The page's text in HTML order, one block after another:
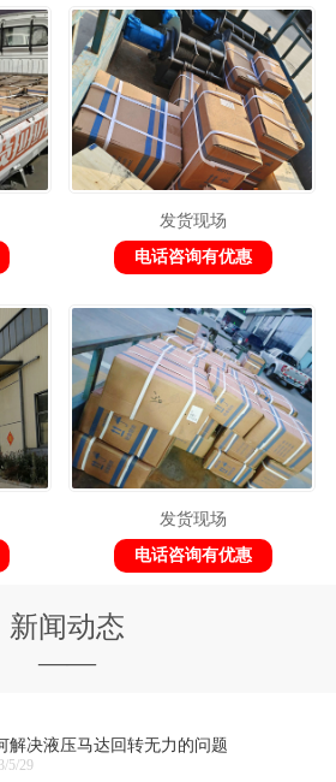
发货现场
电话咨询有优惠
发货现场
电话咨询有优惠
新闻动态
——
解决液压马达回转无力的问题
5/29